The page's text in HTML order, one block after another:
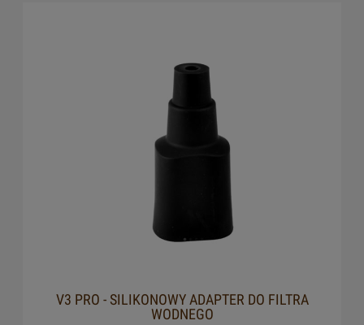
V3 PRO - SILIKONOWY ADAPTER DO FILTRA
WODNEGO